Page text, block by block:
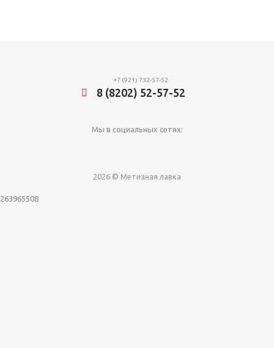
+7 (921) 732-57-52
8 (8202) 52-57-52
Мы в социальных сетях:
2026 © Метизная лавка
263965508